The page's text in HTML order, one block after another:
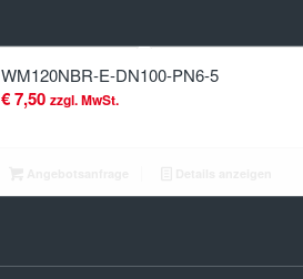
WM120NBR-E-DN100-PN6-5
€7,50 zzgl. MwSt.